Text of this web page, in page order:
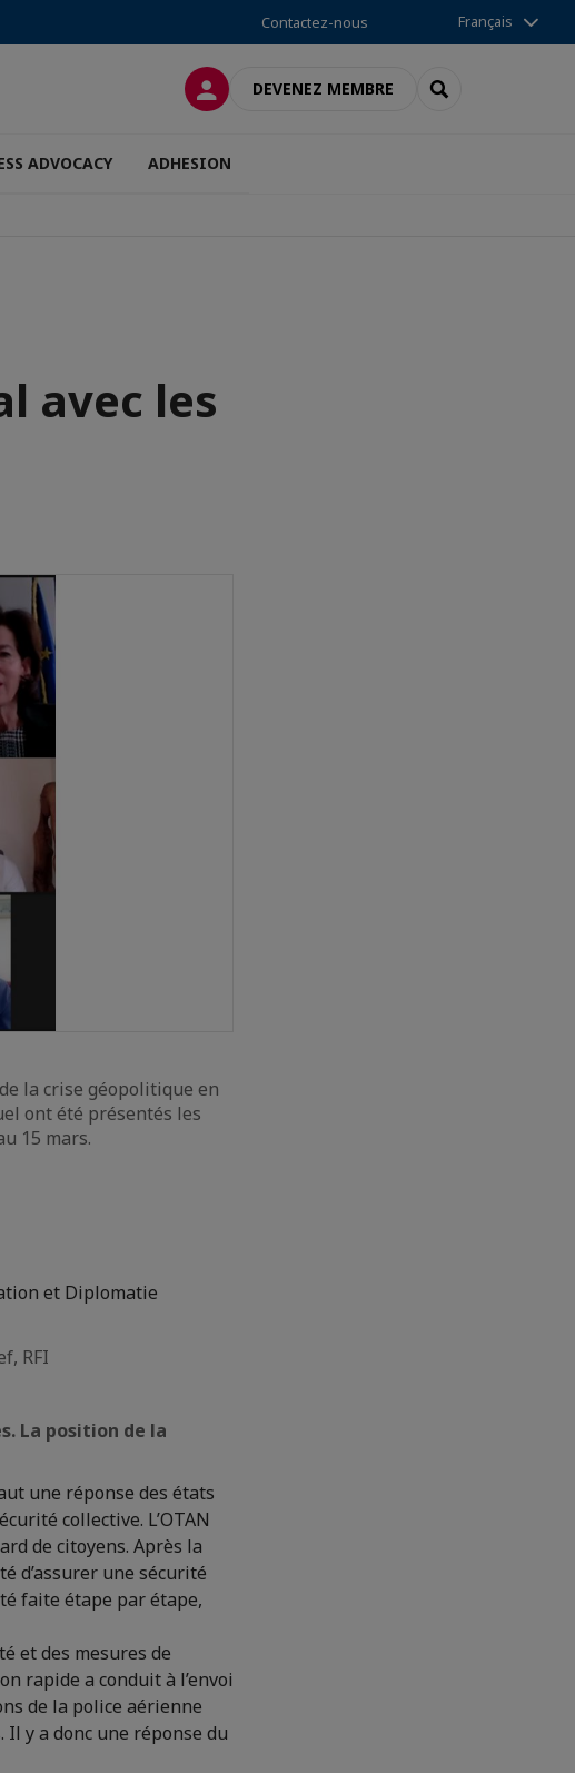
Contactez-nous Français
CONNEXIONDEVENEZ MEMBRE RECHERCHER
ADVOCACY ADHESION
avec les
la crise géopolitique en
ont été présentés les
15 mars.
et Diplomatie
RFI
La position de la
une réponse des états
collective. L’OTAN
de citoyens. Après la
d’assurer une sécurité
faite étape par étape,
et des mesures de
rapide a conduit à l’envoi
de la police aérienne
y a donc une réponse du